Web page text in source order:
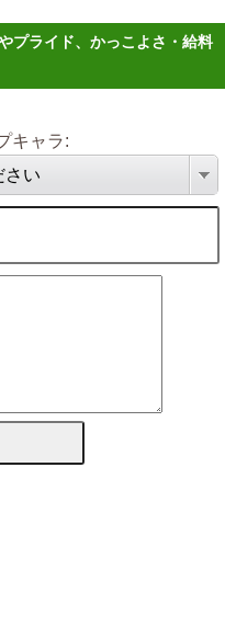
プライド、かっこよさ・給料
キャラ:
さい